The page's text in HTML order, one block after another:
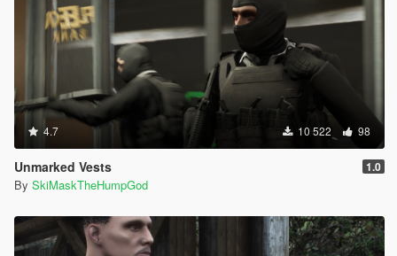
4.7 10 522 98
Unmarked Vests 1.0
By SkiMaskTheHumpGod